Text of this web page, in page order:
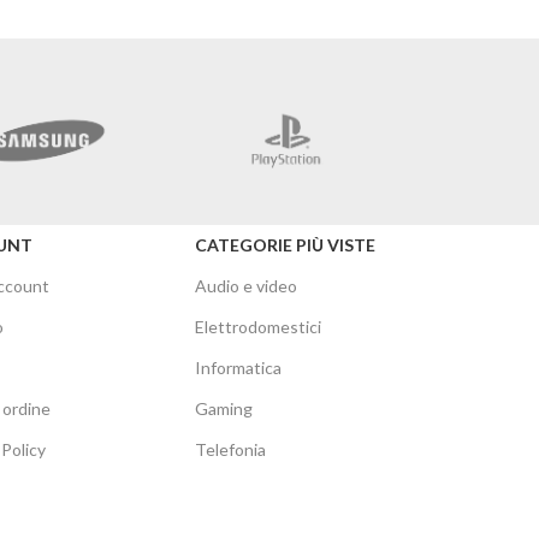
ordine
CATEGORIE PIÙ VISTE
Audio e video
Elettrodomestici
Informatica
Gaming
Telefonia